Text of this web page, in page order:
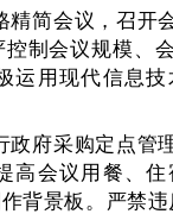
简会议，召开
制会议规模、
运用现代信息
府采购定点管
高会议用餐、
背景板。严禁